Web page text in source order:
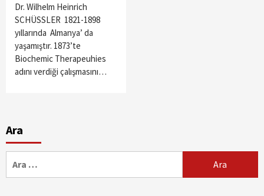
Dr. Wilhelm Heinrich
SCHÜSSLER 1821-1898
yıllarında Almanya’ da
yaşamıştır. 1873’te
Biochemic Therapeuhies
adını verdiği çalışmasını…
Ara